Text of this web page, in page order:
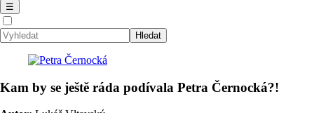
☰
Kam by se ještě ráda podívala Petra Černocká?!